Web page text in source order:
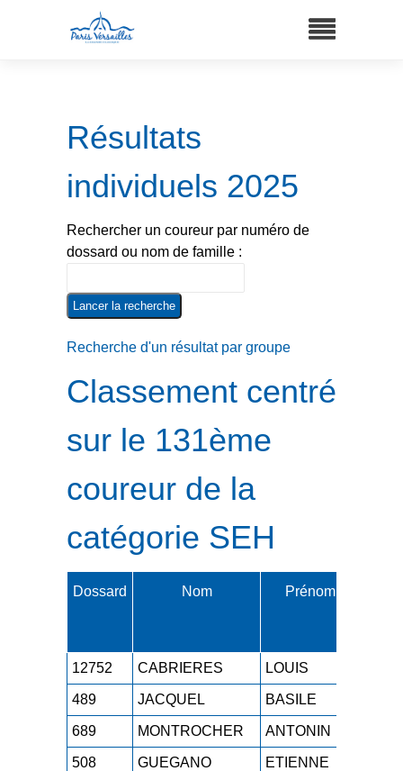
Résultats
individuels 2025
Rechercher un coureur par numéro de
dossard ou nom de famille :
Recherche d'un résultat par groupe
Classement centré
sur le 131ème
coureur de la
catégorie SEH
Dossard Nom Prénom
12752 CABRIERES LOUIS
489 JACQUEL BASILE
689 MONTROCHER ANTONIN
508 GUEGANO ETIENNE